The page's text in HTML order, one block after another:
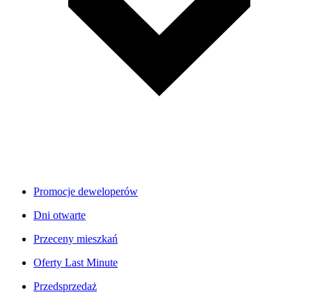
Promocje deweloperów
Dni otwarte
Przeceny mieszkań
Oferty Last Minute
Przedsprzedaż